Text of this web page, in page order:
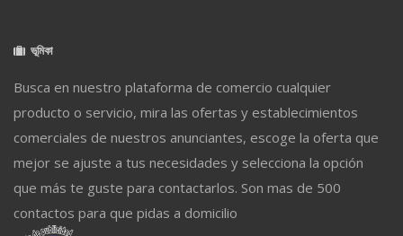
ভূমিকা
Busca en nuestro plataforma de comercio cualquier
producto o servicio, mira las ofertas y establecimientos
comerciales de nuestros anunciantes, escoge la oferta que
mejor se ajuste a tus necesidades y selecciona la opción
que más te guste para contactarlos. Son mas de 500
contactos para que pidas a domicilio